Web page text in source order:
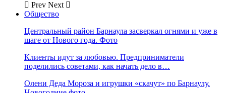
Prev Next
Общество
Центральный район Барнаула засверкал огнями и уже в
шаге от Нового года. Фото
Клиенты идут за любовью. Предприниматели
поделились советами, как начать дело в…
Олени Деда Мороза и игрушки «скачут» по Барнаулу.